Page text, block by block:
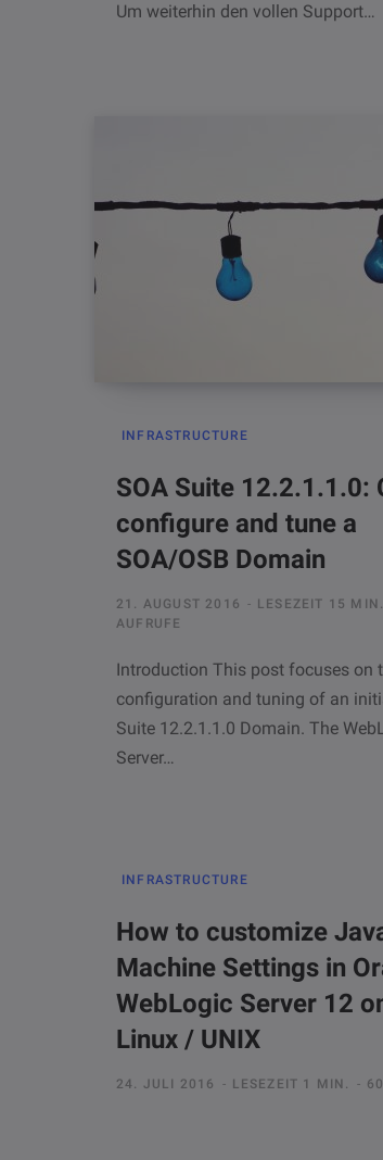
Um weiterhin den vollen Support…
INFRASTRUCTURE
SOA Suite 12.2.1.1.0:
configure and tune a
SOA/OSB Domain
21. AUGUST 2016 LESEZEIT 15 MIN.
AUFRUFE
Introduction This post focuses on
configuration and tuning of an
Suite 12.2.1.1.0 Domain. The
Server…
INFRASTRUCTURE
How to customize
Machine Settings in
WebLogic Server 12
Linux / UNIX
24. JULI 2016 LESEZEIT 1 MIN.